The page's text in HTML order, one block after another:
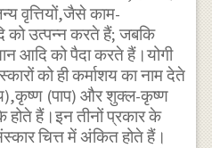
वृत्तियों,जैसे काम-
को उत्पन्न करते हैं; जबकि
आदि को पैदा करते हैं।योगी
को ही कर्माशय का नाम देते
(पाप) और शुक्ल-कृष्ण
होते हैं।इन तीनों प्रकार के
चित्त में अंकित होते हैं।